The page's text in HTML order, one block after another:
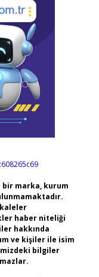
marka, kurum
haber niteliği
hakkında
ve kişiler ile isim
bilgiler